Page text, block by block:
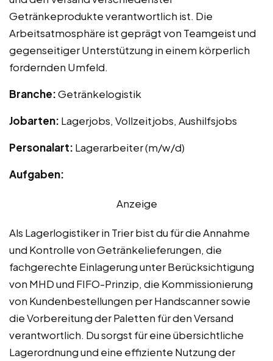
Getränkeprodukte verantwortlich ist. Die
Arbeitsatmosphäre ist geprägt von Teamgeist und
gegenseitiger Unterstützung in einem körperlich
fordernden Umfeld.
Branche:Getränkelogistik
Jobarten: Lagerjobs, Vollzeitjobs, Aushilfsjobs
Personalart: Lagerarbeiter (m/w/d)
Aufgaben:
Anzeige
Als Lagerlogistiker in Trier bist du für die Annahme
und Kontrolle von Getränkelieferungen, die
fachgerechte Einlagerung unter Berücksichtigung
von MHD und FIFO-Prinzip, die Kommissionierung
von Kundenbestellungen per Handscanner sowie
die Vorbereitung der Paletten für den Versand
verantwortlich. Du sorgst für eine übersichtliche
Lagerordnung und eine effiziente Nutzung der